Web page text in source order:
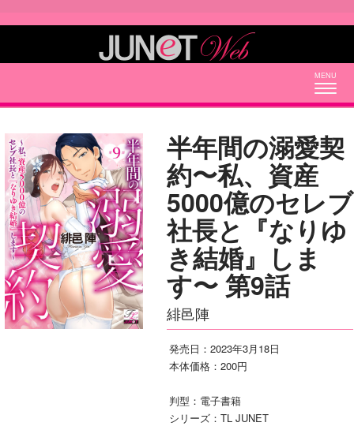
半年間の溺愛契
約〜私、資産
5000億のセレブ
社長と『なりゆ
き結婚』しま
す〜 第9話
緋邑陣
発売日：2023年3月18日
本体価格：200円
判型：電子書籍
シリーズ：TL JUNET